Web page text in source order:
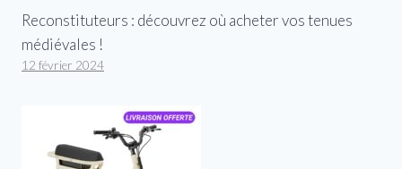
Reconstituteurs : découvrez où acheter vos tenues
médiévales !
12 février 2024